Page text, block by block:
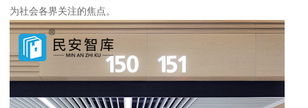
为社会各界关注的焦点。